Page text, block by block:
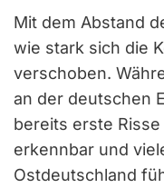
Mit dem Abstand
wie stark sich die
verschoben.
an der deutschen
bereits erste
erkennbar und
Ostdeutschland